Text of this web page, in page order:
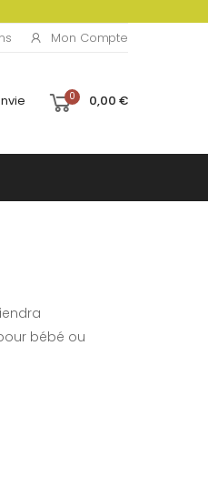
Mon Compte
0 0,00 €
bébé ou